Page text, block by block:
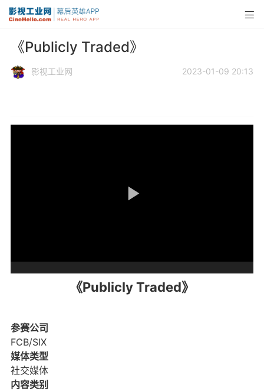
《Publicly Traded》
影视工业网 2023-01-09 20:13
《Publicly Traded》
参赛公司
FCB/SIX
媒体类型
社交媒体
内容类别